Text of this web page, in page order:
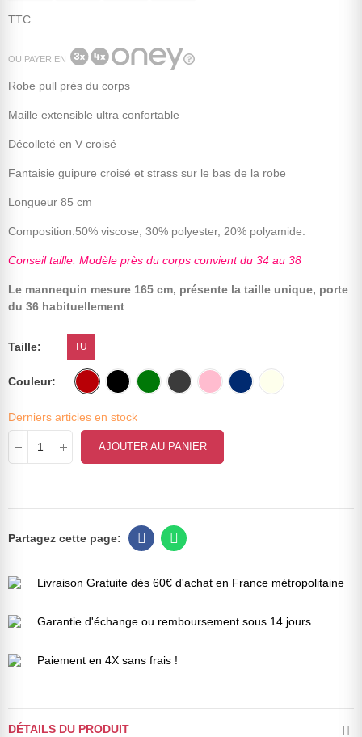
TTC
OU PAYER EN
Robe pull près du corps
Maille extensible ultra confortable
Décolleté en V croisé
Fantaisie guipure croisé et strass sur le bas de la robe
Longueur 85 cm
Composition:50% viscose, 30% polyester, 20% polyamide.
Conseil taille: Modèle près du corps convient du 34 au 38
Le mannequin mesure 165 cm, présente la taille unique, porte
du 36 habituellement
Taille TU
Couleur
Derniers articles en stock
AJOUTER AU PANIER
Livraison Gratuite dès 60€ d'achat en France métropolitaine
Garantie d'échange ou remboursement sous 14 jours
Paiement en 4X sans frais !
DÉTAILS DU PRODUIT